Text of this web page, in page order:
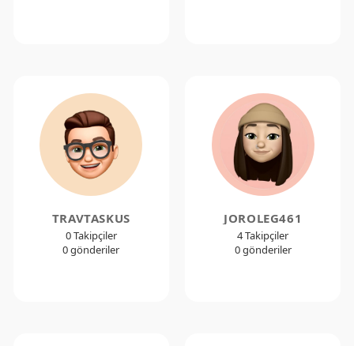
TRAVTASKUS
0 Takipçiler
0 gönderiler
JOROLEG461
4 Takipçiler
0 gönderiler